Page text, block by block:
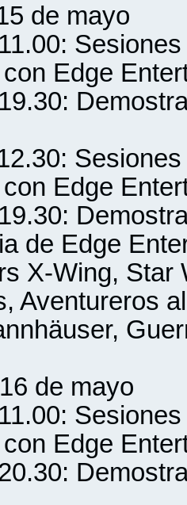
de mayo
Edge
Edge
de Edge
X-Wing, Star
Aventureros
de mayo
Edge